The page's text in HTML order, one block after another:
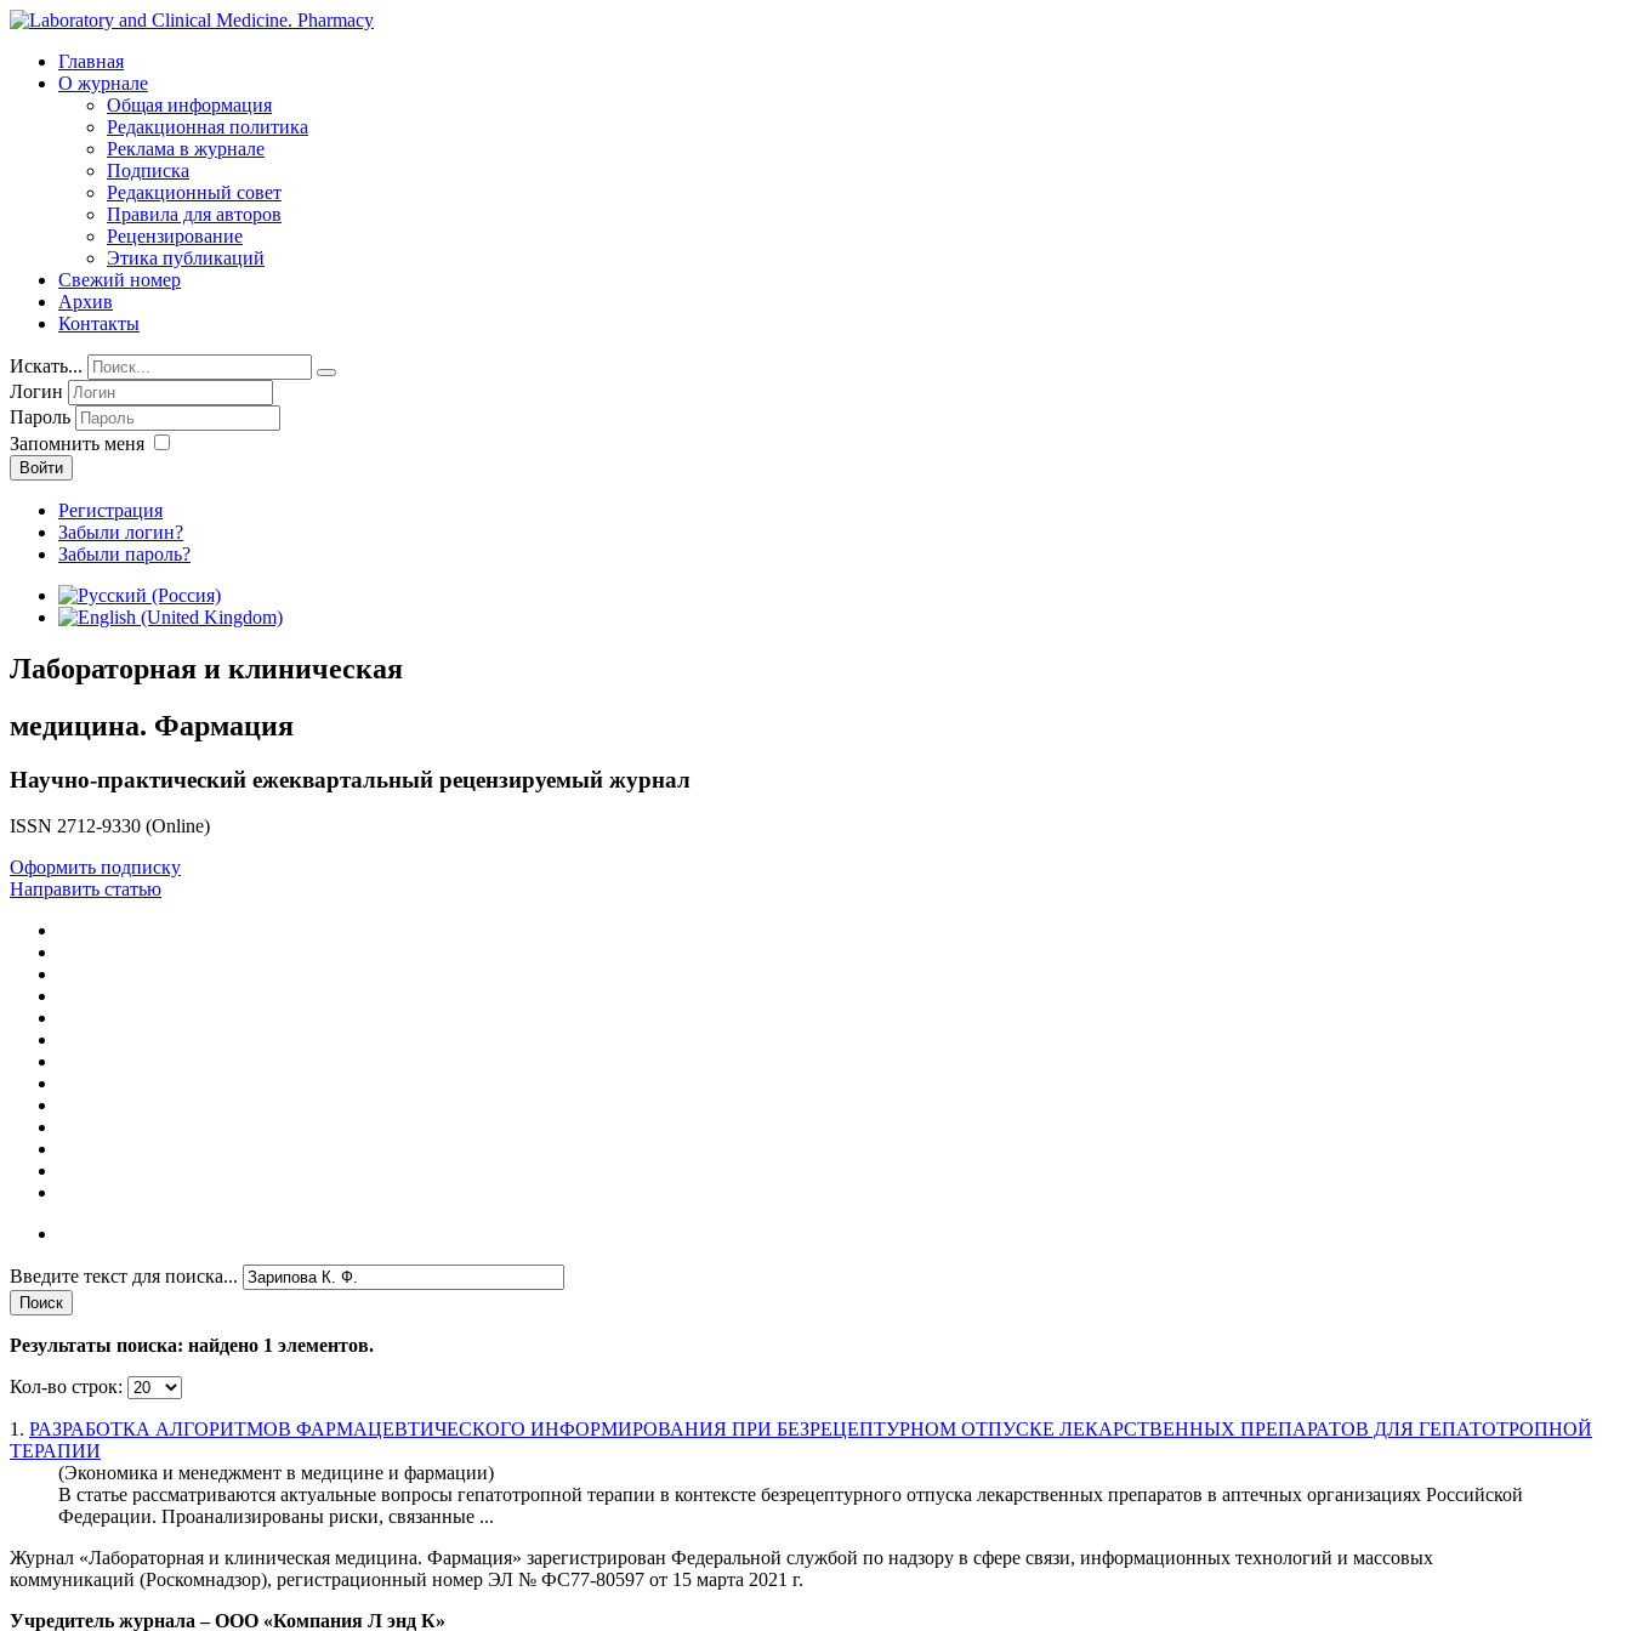
Главная
О журнале
Общая информация
Редакционная политика
Реклама в журнале
Подписка
Редакционный совет
Правила для авторов
Рецензирование
Этика публикаций
Свежий номер
Архив
Контакты
Искать...
Логин
Пароль
Запомнить меня
Войти
Регистрация
Забыли логин?
Забыли пароль?
Лабораторная и клиническая
медицина. Фармация
Научно-практический ежеквартальный рецензируемый журнал
ISSN 2712-9330 (Online)
Оформить подписку
Направить статью
Введите текст для поиска...
Поиск
Результаты поиска: найдено 1 элементов.
Кол-во строк:
1. РАЗРАБОТКА АЛГОРИТМОВ ФАРМАЦЕВТИЧЕСКОГО ИНФОРМИРОВАНИЯ ПРИ БЕЗРЕЦЕПТУРНОМ ОТПУСКЕ ЛЕКАРСТВЕННЫХ ПРЕПАРАТОВ ДЛЯ ГЕПАТОТРОПНОЙ
ТЕРАПИИ
(Экономика и менеджмент в медицине и фармации)
В статье рассматриваются актуальные вопросы гепатотропной терапии в контексте безрецептурного отпуска лекарственных препаратов в аптечных организациях Российской
Федерации. Проанализированы риски, связанные ...
Журнал «Лабораторная и клиническая медицина. Фармация» зарегистрирован Федеральной службой по надзору в сфере связи, информационных технологий и массовых
коммуникаций (Роскомнадзор), регистрационный номер ЭЛ № ФС77-80597 от 15 марта 2021 г.
Учредитель журнала – ООО «Компания Л энд К»